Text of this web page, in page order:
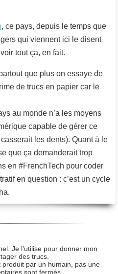
, ce pays, depuis le temps que
qui viennent ici le disent
tout ça, en fait.
que plus on essaye de
de trucs en papier car le
au monde n’a les moyens
capable de gérer ce
les dents). Quant à le
que ça demanderait trop
en #FrenchTech pour coder
en question : c’est un cycle
Je l’utilise pour donner mon
des trucs.
par un humain, pas une
sont fermés.